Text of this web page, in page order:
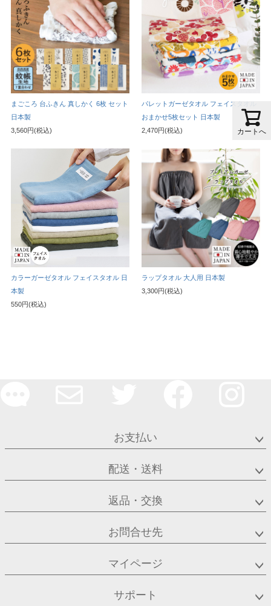
まごころ 台ふきん 真しかく 6枚 セット
日本製
3,560円(税込)
パレットガーゼタオル フェイスタオル
おまかせ5枚セット 日本製
2,470円(税込)
カラーガーゼタオル フェイスタオル 日
本製
550円(税込)
ラップタオル 大人用 日本製
3,300円(税込)
お支払い
配送・送料
返品・交換
お問合せ先
マイページ
サポート
カートへ